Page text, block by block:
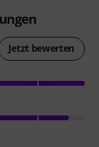
Jetzt bewerten